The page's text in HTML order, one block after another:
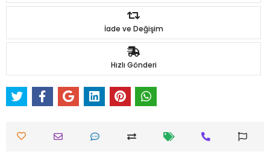
İade ve Değişim
Hızlı Gönderi